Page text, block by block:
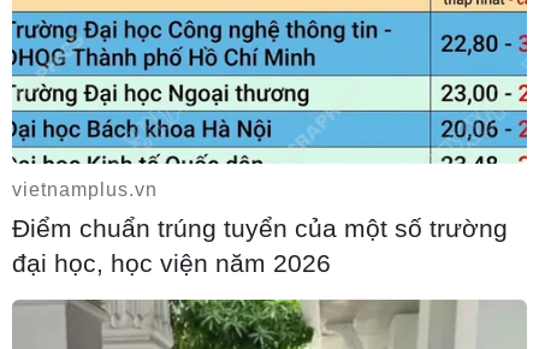
vietnamplus.vn
Điểm chuẩn trúng tuyển của một số trường
đại học, học viện năm 2026